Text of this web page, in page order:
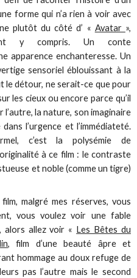
forme qui n’a rien à voir avec
plutôt du côté d’ « Avatar »,
y compris. Un conte
apparence enchanteresse. Un
sensoriel éblouissant à la
le détour, ne serait-ce que pour
les cieux ou encore parce qu’il
la nature, son imaginaire
l’urgence et l’immédiateté.
c’est la polysémie de
à ce film : le contraste
et noble (comme un tigre)
malgré mes réserves, vous
vous voulez voir une fable
alors allez voir « Les Bêtes du
, film d’une beauté âpre et
hommage au doux refuge de
pas l’autre mais le second